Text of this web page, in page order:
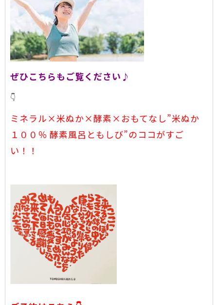
ぜひこちらもご覧ください♪
👇
ミネラル×米ぬか×酵素×おもてなし”米ぬか
１００％ 酵素風呂ともしび”のココがすご
い！！